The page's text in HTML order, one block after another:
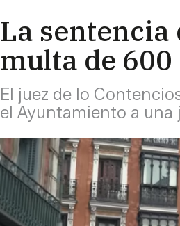
La sentencia
multa de
El juez de lo
el Ayuntamiento a una